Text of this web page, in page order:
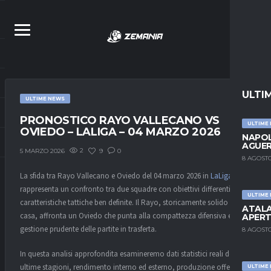
ULTIME
8
ULTIME
8
ULTIME
ULTIME NEWS
PRONOSTICO RAYO VALLECANO VS
OVIEDO – LALIGA – 04 MARZO 2026
5 MARZO 2026 2 9 0
La sfida tra Rayo Vallecano e Oviedo del 04 marzo 2026 in LaLiga
rappresenta un confronto tra due squadre con obiettivi differenti ma
caratteristiche tattiche ben definite. Il Rayo, storicamente solido in
casa, affronta un Oviedo che punta alla compattezza difensiva e alla
gestione prudente delle partite in trasferta.
In questa analisi approfondita esamineremo dati statistici reali delle
ultime stagioni, rendimento interno ed esterno, produzione offensiva,